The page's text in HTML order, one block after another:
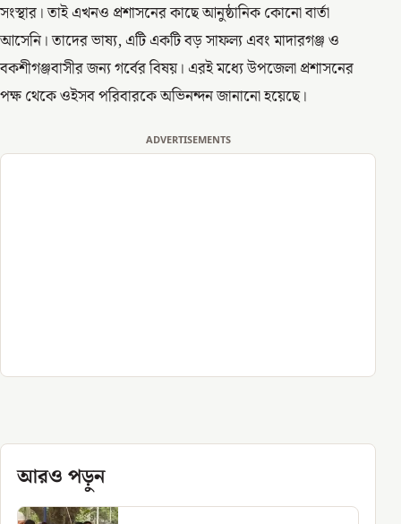
সংস্থার। তাই এখনও প্রশাসনের কাছে আনুষ্ঠানিক কোনো বার্তা
আসেনি। তাদের ভাষ্য, এটি একটি বড় সাফল্য এবং মাদারগঞ্জ ও
বকশীগঞ্জবাসীর জন্য গর্বের বিষয়। এরই মধ্যে উপজেলা প্রশাসনের
পক্ষ থেকে ওইসব পরিবারকে অভিনন্দন জানানো হয়েছে।
ADVERTISEMENTS
আরও পড়ুন